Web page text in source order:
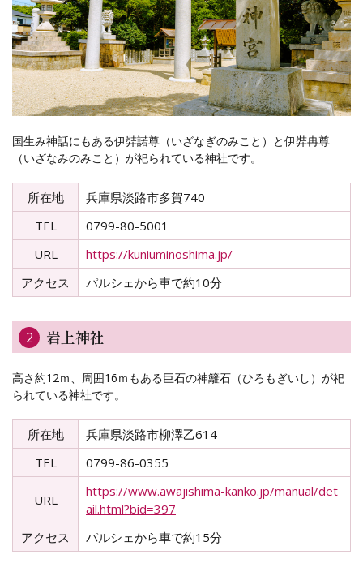
国生み神話にもある伊弉諾尊（いざなぎのみこと）と伊弉冉尊
（いざなみのみこと）が祀られている神社です。
所在地
兵庫県淡路市多賀740
TEL
0799-80-5001
URL
https://kuniuminoshima.jp/
アクセス
パルシェから車で約10分
2 岩上神社
高さ約12ｍ、周囲16ｍもある巨石の神籬石（ひろもぎいし）が祀
られている神社です。
所在地
兵庫県淡路市柳澤乙614
TEL
0799-86-0355
URL
https://www.awajishima-kanko.jp/manual/det
ail.html?bid=397
アクセス
パルシェから車で約15分